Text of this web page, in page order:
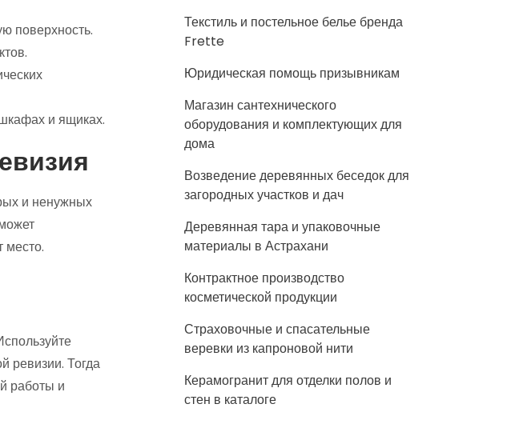
поверхность.
и ящиках.
и ненужных
место.
ревизии. Тогда
работы и
Текстиль и постельное белье бренда
Frette
Юридическая помощь призывникам
Магазин сантехнического
оборудования и комплектующих для
дома
Возведение деревянных беседок для
загородных участков и дач
Деревянная тара и упаковочные
материалы в Астрахани
Контрактное производство
косметической продукции
Страховочные и спасательные
веревки из капроновой нити
Керамогранит для отделки полов и
стен в каталоге